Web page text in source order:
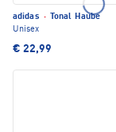
adidas ·
Tonal Haube
Unisex
€ 22,99